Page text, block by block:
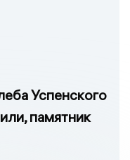
Успенского
памятник